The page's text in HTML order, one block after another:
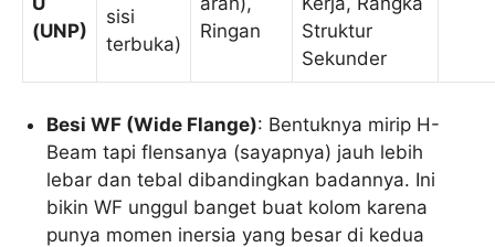
(UNP)
sisi
terbuka)
Ringan
Struktur
Sekunder
Besi WF (Wide Flange): Bentuknya mirip H-
Beam tapi flensanya (sayapnya) jauh lebih
lebar dan tebal dibandingkan badannya. Ini
bikin WF unggul banget buat kolom karena
punya momen inersia yang besar di kedua